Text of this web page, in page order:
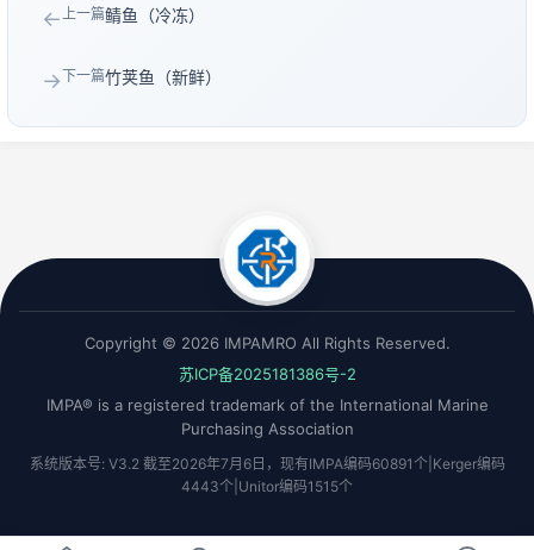
←上一篇鲭鱼（冷冻）
→下一篇竹荚鱼（新鲜）
Copyright © 2026 IMPAMRO All Rights Reserved.
苏ICP备2025181386号-2
IMPA® is a registered trademark of the International Marine
Purchasing Association
系统版本号: V3.2 截至2026年7月6日，现有IMPA编码60891个|Kerger编码
4443个|Unitor编码1515个